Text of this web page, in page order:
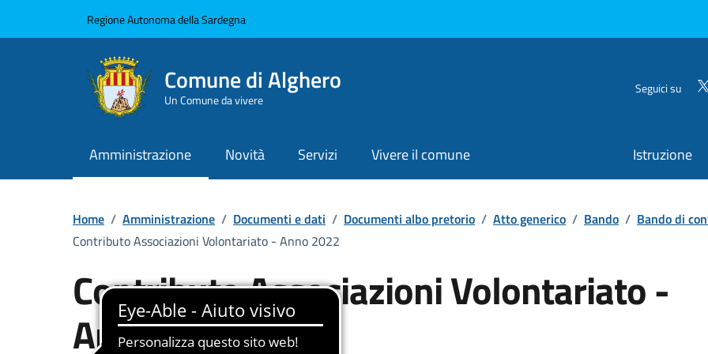
Regione Autonoma della Sardegna
Comune di Alghero
Un Comune da vivere
Seguici su
Amministrazione Novità Servizi Vivere il comune Istruzione
Home / Amministrazione / Documenti e dati / Documenti albo pretorio / Atto generico / Bando / Bando di
Contributo Associazioni Volontariato - Anno 2022
Contributo Associazioni Volontariato -
Anno 2022